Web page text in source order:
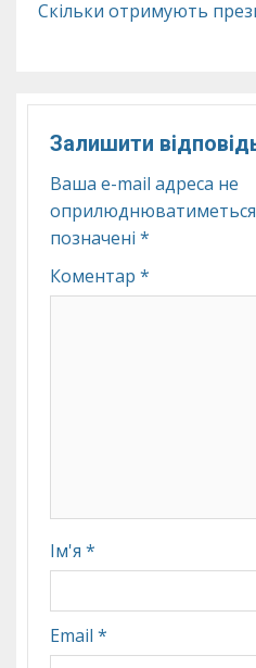
Скільки отримують
Залишити
Ваша e-mail адреса не
позначені *
Коментар *
Ім'я *
Email *